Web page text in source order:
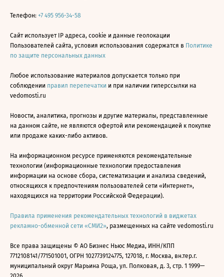
Телефон: +7 495 956-34-58
Сайт использует IP адреса, cookie и данные геолокации
Пользователей сайта, условия использования содержатся в Политике
по защите персональных данных
Любое использование материалов допускается только при
соблюдении правил перепечатки и при наличии гиперссылки на
vedomosti.ru
Новости, аналитика, прогнозы и другие материалы, представленные
на данном сайте, не являются офертой или рекомендацией к покупке
или продаже каких-либо активов.
На информационном ресурсе применяются рекомендательные
технологии (информационные технологии предоставления
информации на основе сбора, систематизации и анализа сведений,
относящихся к предпочтениям пользователей сети «Интернет»,
находящихся на территории Российской Федерации).
Правила применения рекомендательных технологий в виджетах
рекламно-обменной сети «СМИ2», размещенных на сайте vedomosti.ru
Все права защищены © АО Бизнес Ньюс Медиа, ИНН/КПП
7712108141/771501001, ОГРН 1027739124775, 127018, г. Москва, вн.тер.г.
муниципальный округ Марьина Роща, ул. Полковая, д. 3, стр. 1 1999—